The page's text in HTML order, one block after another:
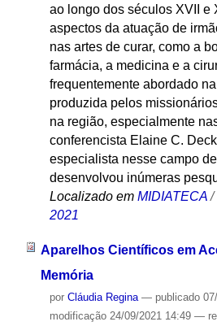
ao longo dos séculos XVII e
aspectos da atuação de
nas artes de curar, como a
farmácia, a medicina e a
frequentemente abordado
produzida pelos
na região, especialmente
conferencista Elaine C.
especialista nesse campo
desenvolvou inúmeras
Localizado em MIDIATECA /
2021
Aparelhos Científicos em
Memória
por Cláudia Regina — publicado07/
modificação24/09/2021 14:49 —